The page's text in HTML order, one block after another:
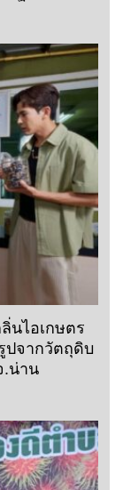
นไอเกษตร
ปจากวัตถุดิบ
.น่าน